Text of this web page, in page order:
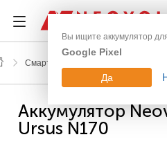
Смартфоны, планшеты, гаджеты
Аккумулятор
Ursus N170
Вы ищите аккумулятор
Google Pixel
Да